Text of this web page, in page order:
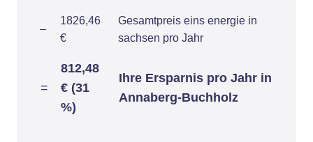
–
1826,46
€
Gesamtpreis eins energie in
sachsen pro Jahr
=
812,48
€ (31
%)
Ihre Ersparnis pro Jahr in
Annaberg-Buchholz